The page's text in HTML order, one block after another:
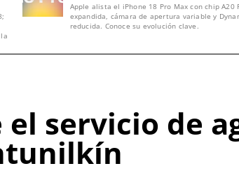
Apple alista el iPhone 18 Pro Max con chip A20
expandida, cámara de apertura variable y
reducida. Conoce su evolución clave.
el servicio de